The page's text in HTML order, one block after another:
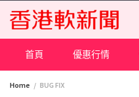
content
首頁 優惠行情
Home BUG FIX